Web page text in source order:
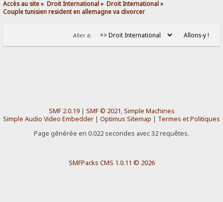
Accès au site» Droit International» Droit International»
Couple tunisien resident en allemagne va divorcer
Aller à:
SMF 2.0.19| SMF © 2021,Simple Machines
Simple Audio Video Embedder | Optimus Sitemap | Termes et Politiques
Page générée en 0.022 secondes avec 32 requêtes.
SMFPacks CMS 1.0.11 © 2026